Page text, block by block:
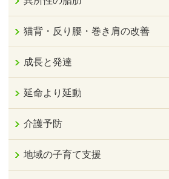
猫背・反り腰・巻き肩の改善
成長と発達
延命より延動
介護予防
地域の子育て支援